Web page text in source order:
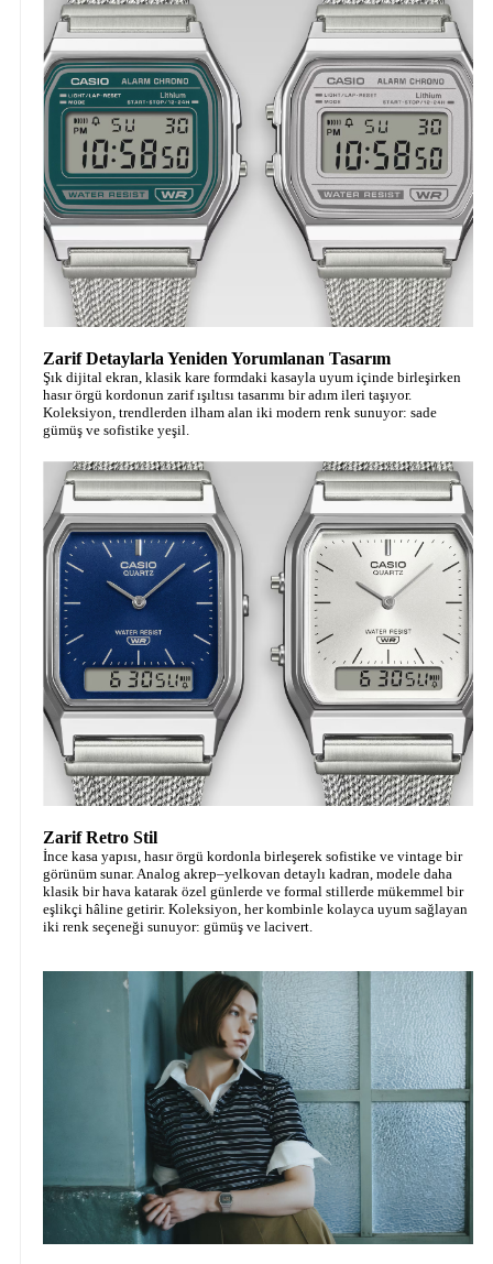
Zarif Detaylarla Yeniden Yorumlanan Tasarım
Şık dijital ekran, klasik kare formdaki kasayla uyum içinde birleşirken
hasır örgü kordonun zarif ışıltısı tasarımı bir adım ileri taşıyor.
Koleksiyon, trendlerden ilham alan iki modern renk sunuyor: sade
gümüş ve sofistike yeşil.
Zarif Retro Stil
İnce kasa yapısı, hasır örgü kordonla birleşerek sofistike ve vintage bir
görünüm sunar. Analog akrep–yelkovan detaylı kadran, modele daha
klasik bir hava katarak özel günlerde ve formal stillerde mükemmel bir
eşlikçi hâline getirir. Koleksiyon, her kombinle kolayca uyum sağlayan
iki renk seçeneği sunuyor: gümüş ve lacivert.